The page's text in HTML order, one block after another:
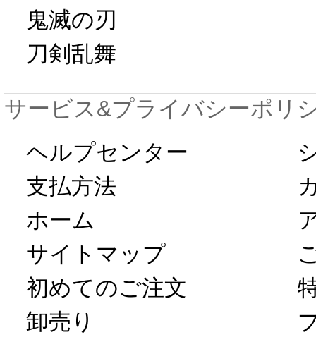
日から工場生産
が一時停止いた
します。 2月5日
以後のご注文
は、2月25日か
らコスプレ制
作、発送予定と
プレ
新春
字半
第二
たし
鬼滅の刃
刀剣乱舞
サービス&プライバシーポリ
ヘルプセンター
支払方法
ホーム
サイトマップ
初めてのご注文
卸売り